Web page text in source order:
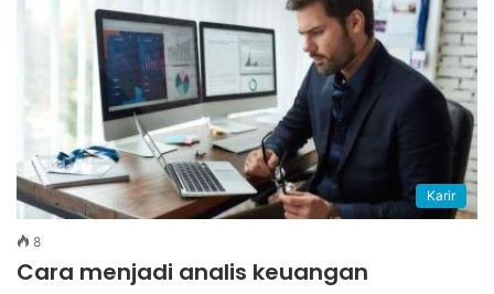
Karir
8
Cara menjadi analis keuangan